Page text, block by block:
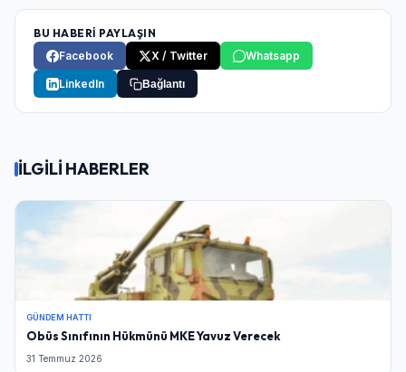
BU HABERİ PAYLAŞIN
Facebook
X / Twitter Whatsapp
LinkedIn Bağlantı
İLGİLİ HABERLER
GÜNDEM HATTI
Obüs Sınıfının Hükmünü MKE Yavuz Verecek
31 Temmuz 2026